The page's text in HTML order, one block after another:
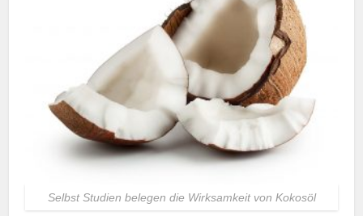
Selbst Studien belegen die Wirksamkeit von Kokosöl